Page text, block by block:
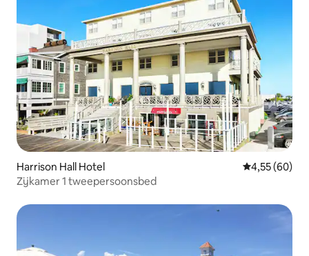
Harrison Hall Hotel Gemiddelde
4,55 (60)
Zijkamer 1 tweepersoonsbed